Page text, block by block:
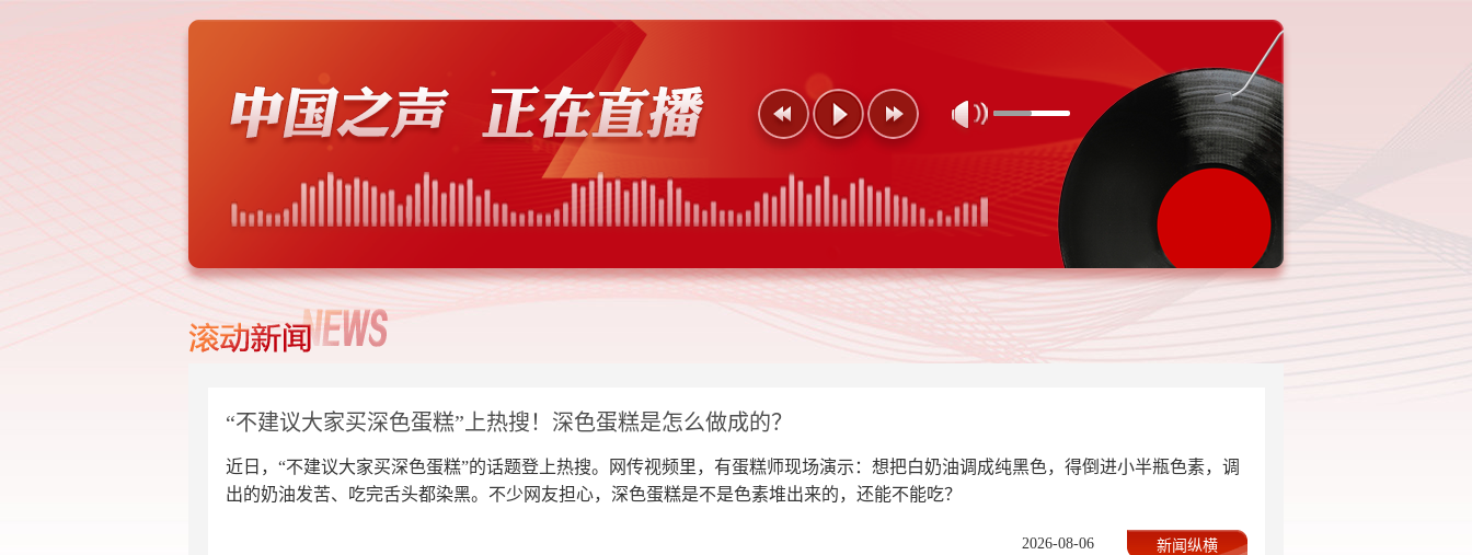
“不建议大家买深色蛋糕”上热搜！深色蛋糕是怎么做成的？
近日，“不建议大家买深色蛋糕”的话题登上热搜。网传视频里，有蛋糕师现场演示：想把白奶油调成纯黑色，得倒进小半瓶色素，调
出的奶油发苦、吃完舌头都染黑。不少网友担心，深色蛋糕是不是色素堆出来的，还能不能吃？
新闻纵横
2026-08-06